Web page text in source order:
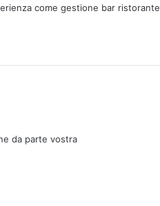
come gestione bar ristorante
da parte vostra